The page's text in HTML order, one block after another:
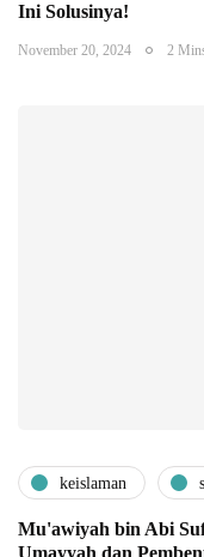
Ini Solusinya!
November 20, 2024 2
keislaman
Mu'awiyah bin Abi